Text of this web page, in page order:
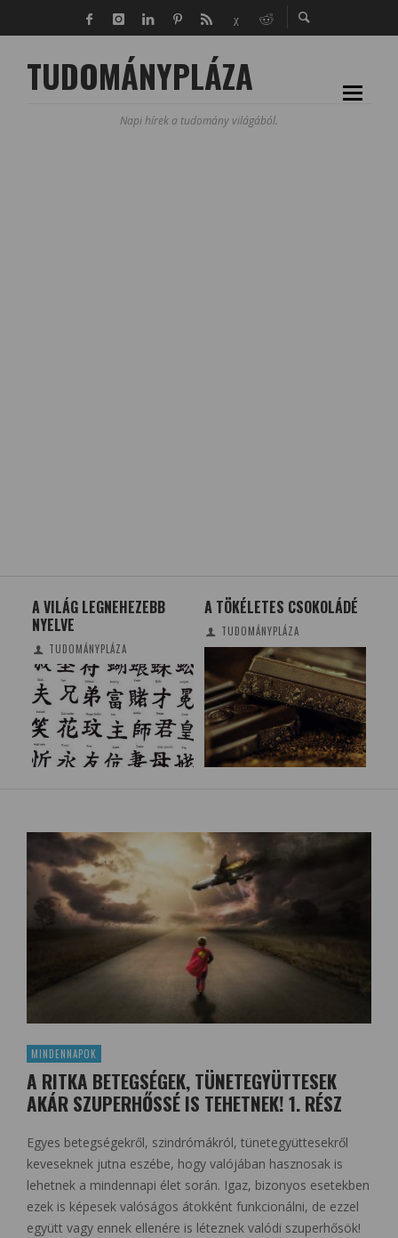
TUDOMÁNYPLÁZA
Napi hírek a tudomány világából.
A VILÁG LEGNEHEZEBB
NYELVE
TUDOMÁNYPLÁZA
A TÖKÉLETES CSOKOLÁDÉ
TUDOMÁNYPLÁZA
MINDENNAPOK
A RITKA BETEGSÉGEK, TÜNETEGYÜTTESEK
AKÁR SZUPERHŐSSÉ IS TEHETNEK! 1. RÉSZ
Egyes betegségekről, szindrómákról, tünetegyüttesekről
keveseknek jutna eszébe, hogy valójában hasznosak is
lehetnek a mindennapi élet során. Igaz, bizonyos esetekben
ezek is képesek valóságos átokként funkcionálni, de ezzel
együtt vagy ennek ellenére is léteznek valódi szuperhősök!